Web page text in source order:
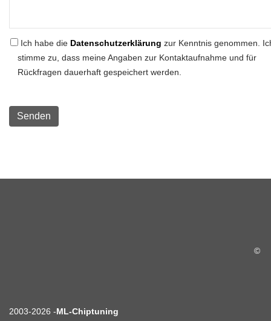
Ich habe die Datenschutzerklärung zur Kenntnis genommen.
stimme zu, dass meine Angaben zur Kontaktaufnahme und für
Rückfragen dauerhaft gespeichert werden.
©
2003-2026 -ML-Chiptuning